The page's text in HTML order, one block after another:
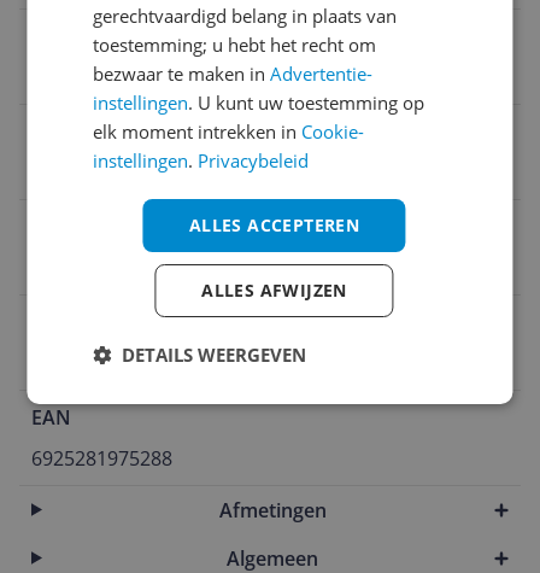
Aansluiting op tv via
HDMI (ARC)
Connectiviteit
HDMI (in)
EAN
6925281975288
Afmetingen
Algemeen
gerechtvaardigd belang in plaats van
toestemming; u hebt het recht om
bezwaar te maken inAdvertentie-
instellingen. U kunt uw toestemming op
elk moment intrekken in Cookie-
instellingen. Privacybeleid
ALLES ACCEPTEREN
ALLES AFWIJZEN
DETAILS WEERGEVEN